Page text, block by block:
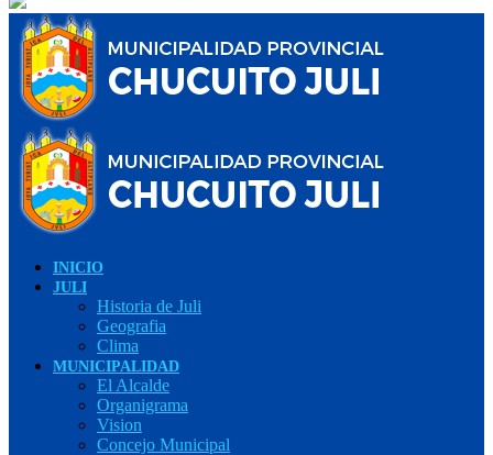
INICIO
JULI
Historia de Juli
Geografia
Clima
MUNICIPALIDAD
El Alcalde
Organigrama
Vision
Concejo Municipal